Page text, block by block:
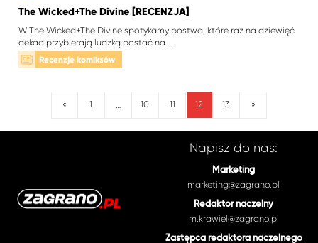
The Wicked+The Divine [RECENZJA]
W The Wicked+The Divine spotykamy bóstwa, które raz na dziewięć
dekad przybierają ludzką postać na...
Recenzje komiksów
« 1 … 10 11 12 13 »
Napisz do nas:
Marketing
marketing@zagrano.pl
Redaktor naczelny
m.krawiel@zagrano.pl
Zastępca redaktora naczelnego